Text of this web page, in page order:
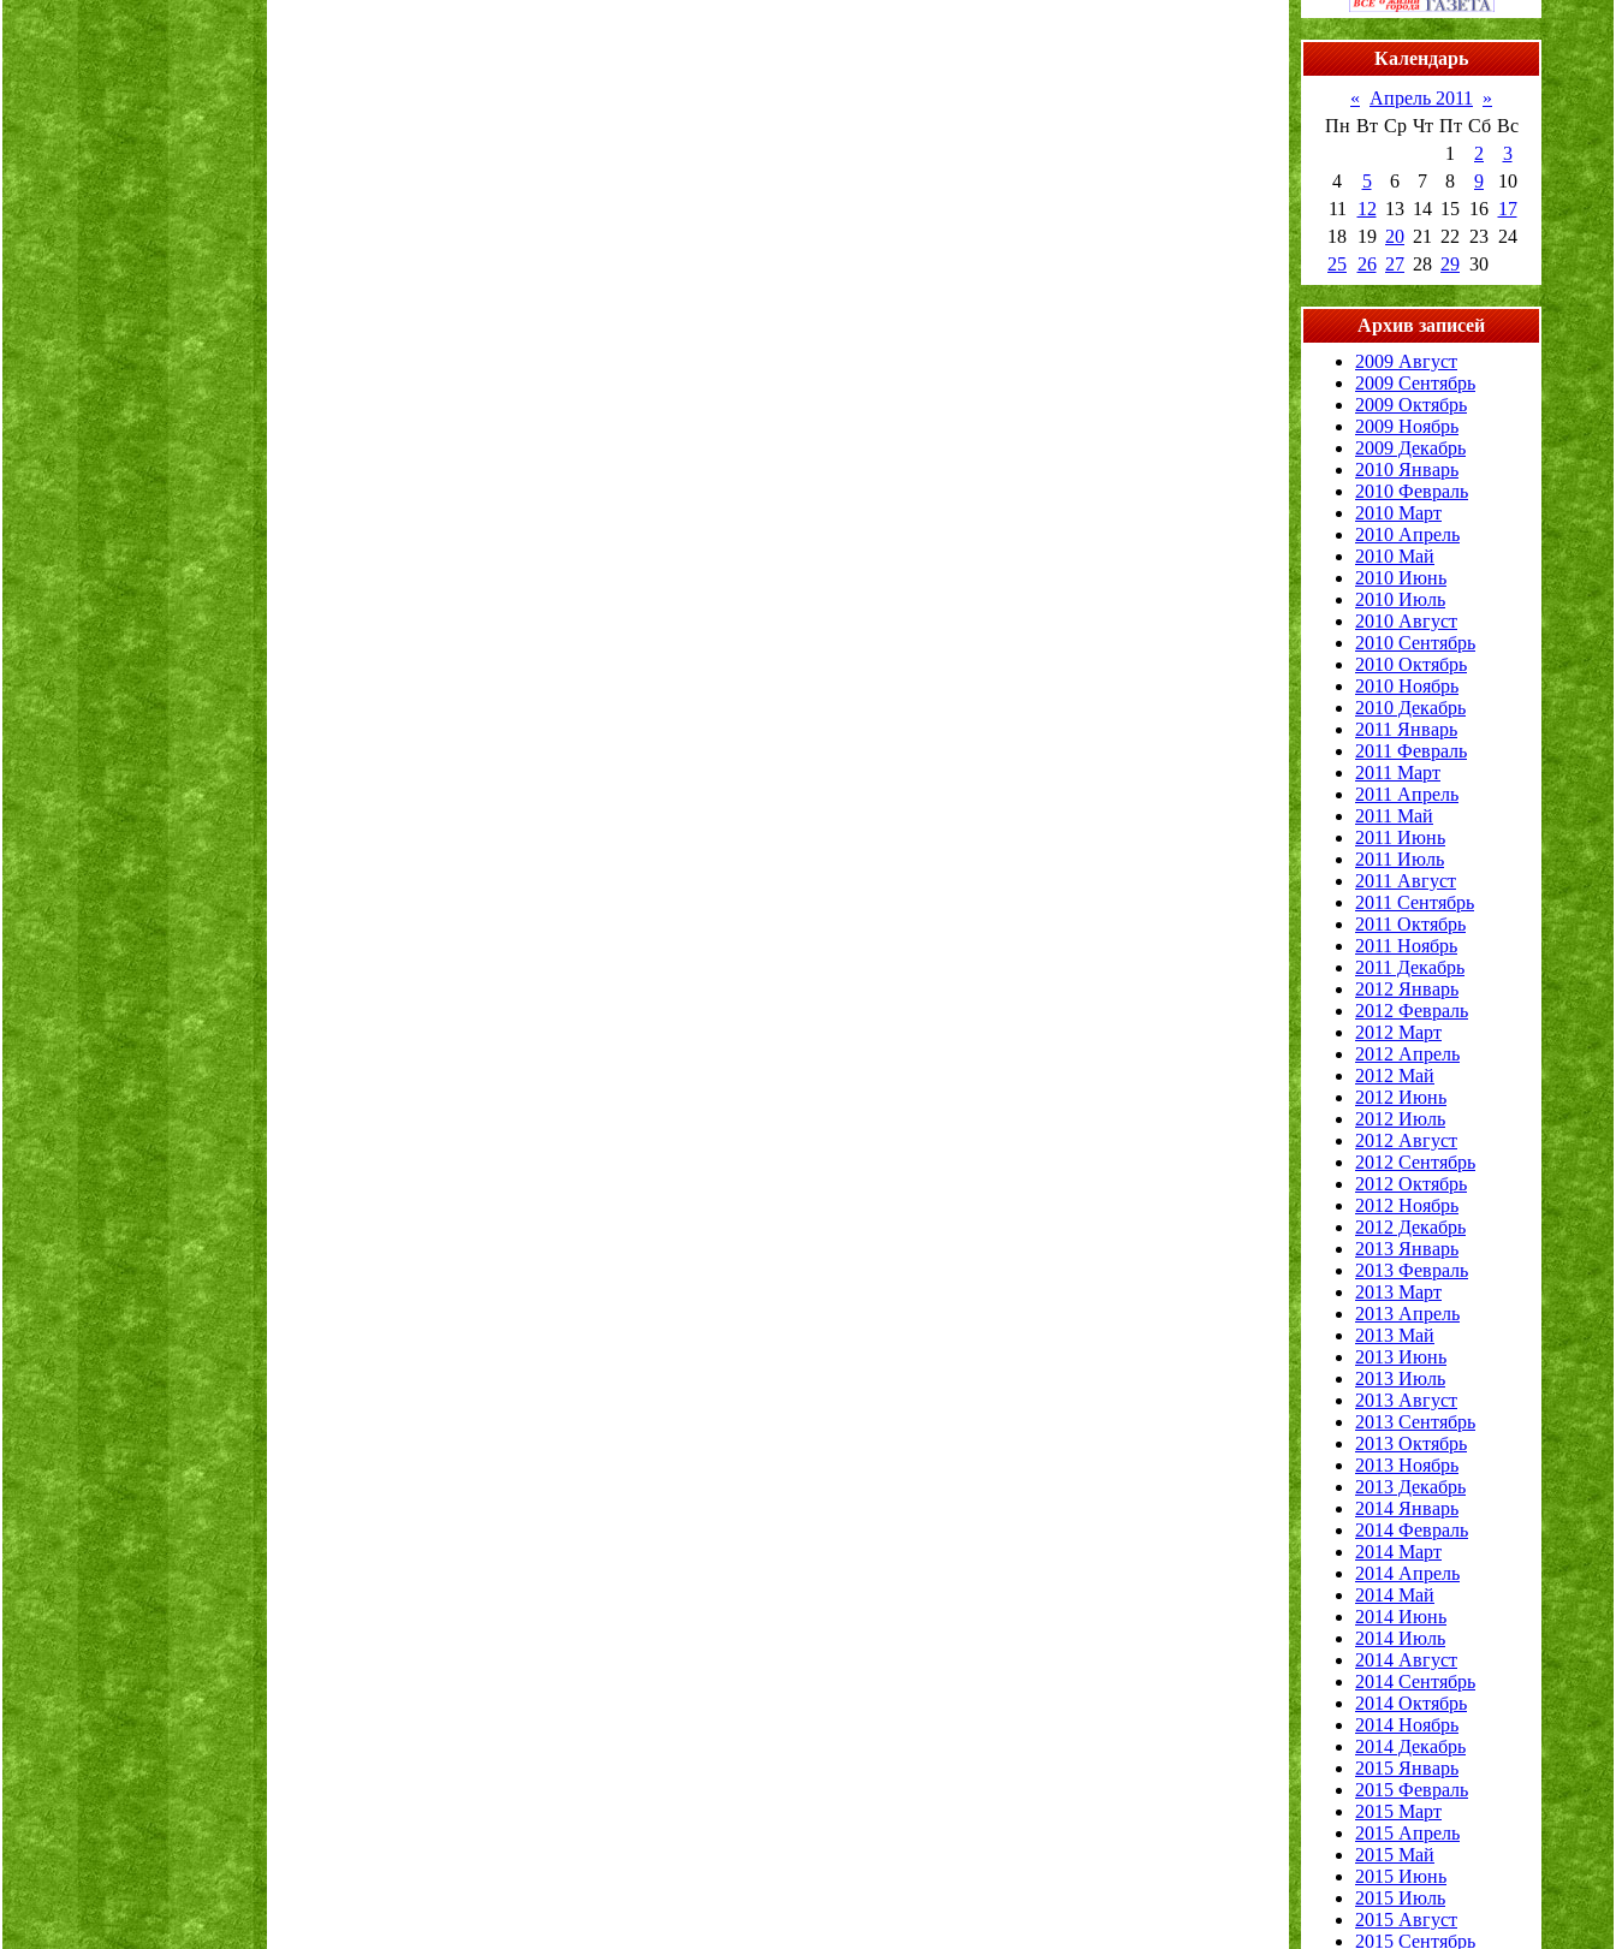
Календарь
« Апрель 2011
»
Пн Вт Ср Чт Пт Сб Вс
1
2
3
4
5 6 7 8 9
10
11
12 13 14 15 16 17
18 19 20 21 22 23 24
25 26 27 28 29 30
Архив записей
2009 Август
2009 Сентябрь
2009 Октябрь
2009 Ноябрь
2009 Декабрь
2010 Январь
2010 Февраль
2010 Март
2010 Апрель
2010 Май
2010 Июнь
2010 Июль
2010 Август
2010 Сентябрь
2010 Октябрь
2010 Ноябрь
2010 Декабрь
2011 Январь
2011 Февраль
2011 Март
2011 Апрель
2011 Май
2011 Июнь
2011 Июль
2011 Август
2011 Сентябрь
2011 Октябрь
2011 Ноябрь
2011 Декабрь
2012 Январь
2012 Февраль
2012 Март
2012 Апрель
2012 Май
2012 Июнь
2012 Июль
2012 Август
2012 Сентябрь
2012 Октябрь
2012 Ноябрь
2012 Декабрь
2013 Январь
2013 Февраль
2013 Март
2013 Апрель
2013 Май
2013 Июнь
2013 Июль
2013 Август
2013 Сентябрь
2013 Октябрь
2013 Ноябрь
2013 Декабрь
2014 Январь
2014 Февраль
2014 Март
2014 Апрель
2014 Май
2014 Июнь
2014 Июль
2014 Август
2014 Сентябрь
2014 Октябрь
2014 Ноябрь
2014 Декабрь
2015 Январь
2015 Февраль
2015 Март
2015 Апрель
2015 Май
2015 Июнь
2015 Июль
2015 Август
2015 Сентябрь